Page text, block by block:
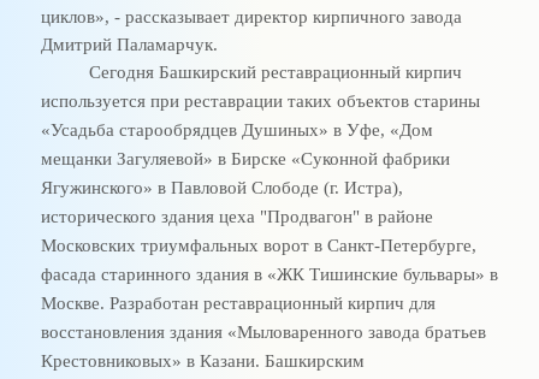
циклов», - рассказывает директор кирпичного завода
Дмитрий Паламарчук.
Сегодня Башкирский реставрационный кирпич
используется при реставрации таких объектов старины
«Усадьба старообрядцев Душиных» в Уфе, «Дом
мещанки Загуляевой» в Бирске «Суконной фабрики
Ягужинского» в Павловой Слободе (г. Истра),
исторического здания цеха "Продвагон" в районе
Московских триумфальных ворот в Санкт-Петербурге,
фасада старинного здания в «ЖК Тишинские бульвары» в
Москве. Разработан реставрационный кирпич для
восстановления здания «Мыловаренного завода братьев
Крестовниковых» в Казани. Башкирским